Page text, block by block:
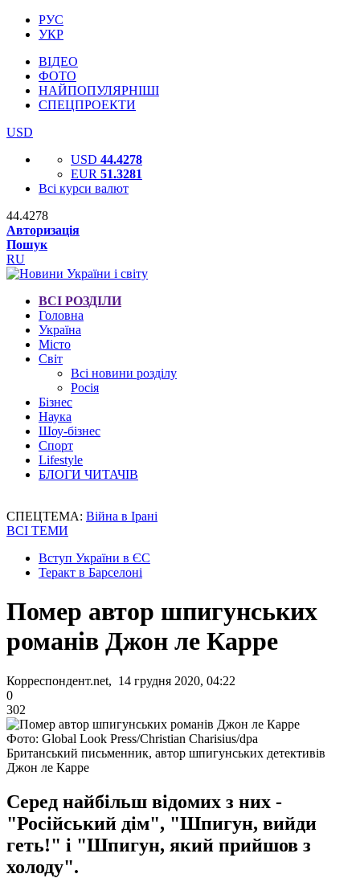
РУС
УКР
ВІДЕО
ФОТО
НАЙПОПУЛЯРНІШІ
СПЕЦПРОЕКТИ
USD
USD 44.4278
EUR 51.3281
Всі курси валют
44.4278
Авторизація
Пошук
RU
ВСІ РОЗДІЛИ
Головна
Україна
Місто
Світ
Всі новини розділу
Росія
Бізнес
Наука
Шоу-бізнес
Спорт
Lifestyle
БЛОГИ ЧИТАЧІВ
СПЕЦТЕМА: Війна в Ірані
ВСІ ТЕМИ
Вступ України в ЄС
Теракт в Барселоні
Помер автор шпигунських
романів Джон ле Карре
Корреспондент.net, 14 грудня 2020, 04:22
0
302
Фото: Global Look Press/Christian Charisius/dpa
Британський письменник, автор шпигунських детективів
Джон ле Карре
Серед найбільш відомих з них -
"Російський дім", "Шпигун, вийди
геть!" і "Шпигун, який прийшов з
холоду".